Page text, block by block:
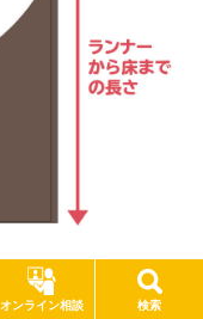
オンライン相談 検索